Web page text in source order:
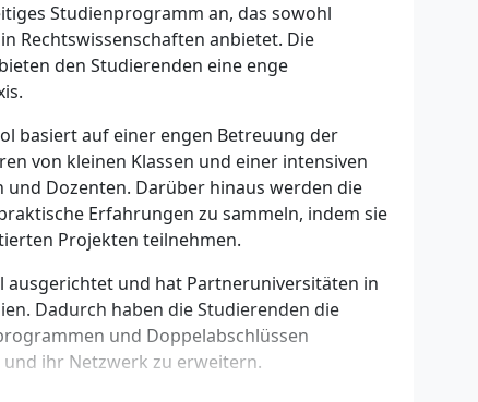
Studienprogramm an, das sowohl
Rechtswissenschaften anbietet. Die
den Studierenden eine enge
basiert auf einer engen Betreuung der
von kleinen Klassen und einer intensiven
Dozenten. Darüber hinaus werden die
Erfahrungen zu sammeln, indem sie
Projekten teilnehmen.
ausgerichtet und hat Partneruniversitäten in
Dadurch haben die Studierenden die
und Doppelabschlüssen
ihr Netzwerk zu erweitern.